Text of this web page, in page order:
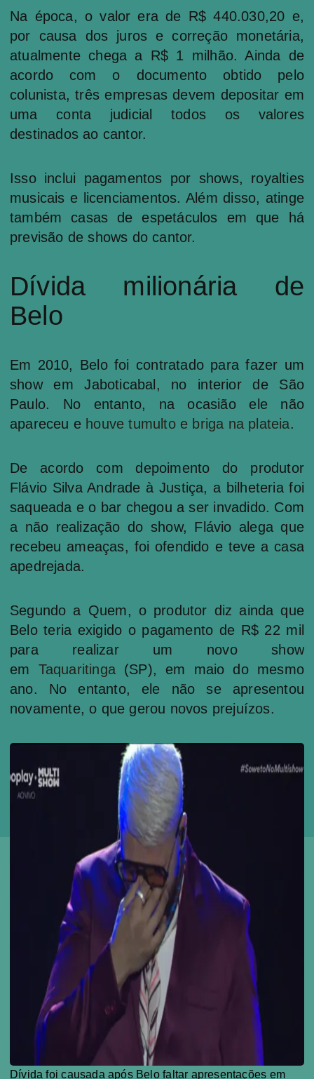
Na época, o valor era de R$ 440.030,20 e,
por causa dos juros e correção monetária,
atualmente chega a R$ 1 milhão. Ainda de
acordo com o documento obtido pelo
colunista, três empresas devem depositar em
uma conta judicial todos os valores
destinados ao cantor.
Isso inclui pagamentos por shows, royalties
musicais e licenciamentos. Além disso, atinge
também casas de espetáculos em que há
previsão de shows do cantor.
Dívida milionária de
Belo
Em 2010, Belo foi contratado para fazer um
show em Jaboticabal, no interior de São
Paulo. No entanto, na ocasião ele não
apareceu e houve tumulto e briga na plateia.
De acordo com depoimento do produtor
Flávio Silva Andrade à Justiça, a bilheteria foi
saqueada e o bar chegou a ser invadido. Com
a não realização do show, Flávio alega que
recebeu ameaças, foi ofendido e teve a casa
apedrejada.
Segundo a Quem, o produtor diz ainda que
Belo teria exigido o pagamento de R$ 22 mil
para realizar um novo show
em Taquaritinga(SP), em maio do mesmo
ano. No entanto, ele não se apresentou
novamente, o que gerou novos prejuízos.
Dívida foi causada após Belo faltar apresentações em